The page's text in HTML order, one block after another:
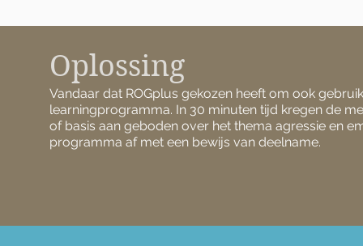
Oplossing
Vandaar dat ROGplus gekozen heeft om ook
learningprogramma. In 30 minuten tijd kregen de
of basis aan geboden over het thema agressie en
programma af met een bewijs van deelname.